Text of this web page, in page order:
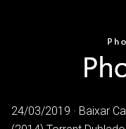
24/03/2019 · Baixar